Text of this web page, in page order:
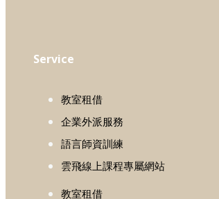
Service
教室租借
企業外派服務
語言師資訓練
雲飛線上課程專屬網站
教室租借